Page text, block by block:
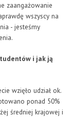
zaangażowanie
wszyscy na
- jesteśmy
i jak ją
wzięło udział ok.
ponad 50%
średniej krajowej i